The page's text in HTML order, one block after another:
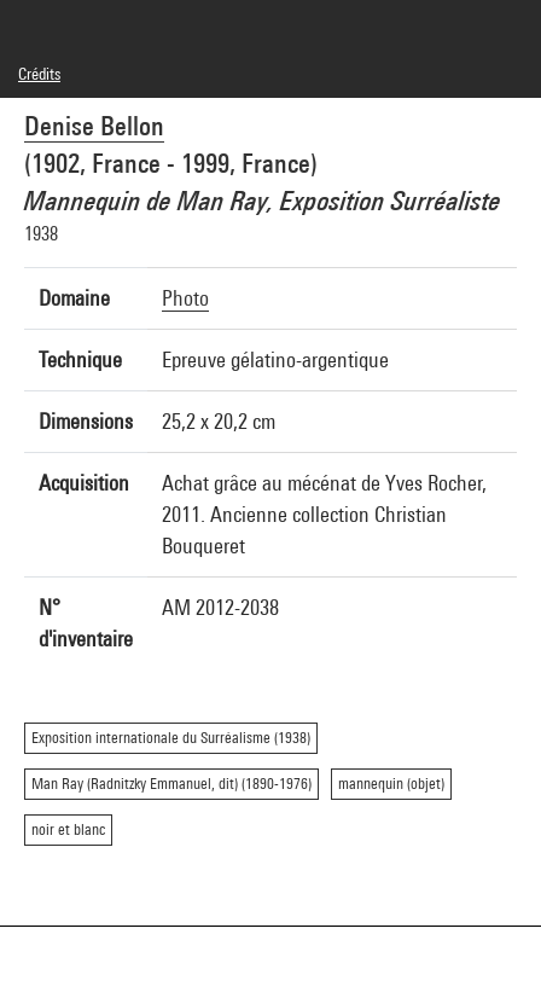
Denise Bellon
(1902, France - 1999, France)
Mannequin de Man Ray, Exposition Surréaliste
1938
Domaine Photo
Technique Epreuve gélatino-argentique
Dimensions 25,2 x 20,2 cm
Acquisition
Achat grâce au mécénat de Yves Rocher,
2011. Ancienne collection Christian
Bouqueret
N°
d'inventaire
AM 2012-2038
Exposition internationale du Surréalisme (1938)
Man Ray (Radnitzky Emmanuel, dit) (1890-1976) mannequin (objet)
noir et blanc
Crédits
© Succession Denise Bellon
Crédit photographique : Centre Pompidou, MNAM-CCI/Georges Meguerditchian/Dist.
GrandPalaisRmn
Réf. image : 4N68113